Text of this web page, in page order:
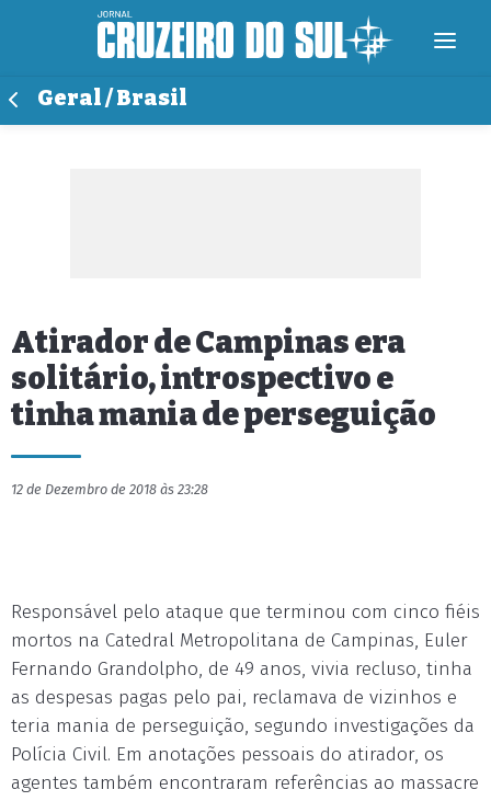
Geral / Brasil
Atirador de Campinas era
solitário, introspectivo e
tinha mania de perseguição
12 de Dezembro de 2018 às 23:28
Responsável pelo ataque que terminou com cinco fiéis
mortos na Catedral Metropolitana de Campinas, Euler
Fernando Grandolpho, de 49 anos, vivia recluso, tinha
as despesas pagas pelo pai, reclamava de vizinhos e
teria mania de perseguição, segundo investigações da
Polícia Civil. Em anotações pessoais do atirador, os
agentes também encontraram referências ao massacre